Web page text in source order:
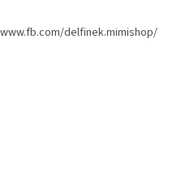
delfinek.mimishop/